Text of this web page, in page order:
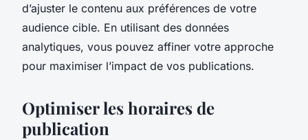
d’ajuster le contenu aux préférences de votre
audience cible. En utilisant des données
analytiques, vous pouvez affiner votre approche
pour maximiser l’impact de vos publications.
Optimiser les horaires de
publication